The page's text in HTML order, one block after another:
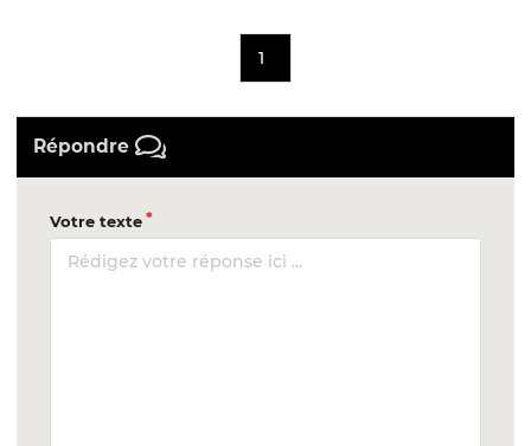
1
Répondre
Votre texte